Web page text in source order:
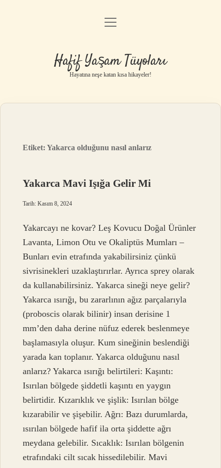
Anasayfa
Yasal Uyarı
menüyü
Hafif Yaşam Tüyoları
Hayatına neşe katan kısa hikayeler!
Etiket:Yakarca olduğunu nasıl anlarız
Yakarca Mavi Işığa Gelir Mi
Tarih: Kasım 8, 2024
Yakarcayı ne kovar? Leş Kovucu Doğal Ürünler
Lavanta, Limon Otu ve Okaliptüs Mumları –
Bunları evin etrafında yakabilirsiniz çünkü
sivrisinekleri uzaklaştırırlar. Ayrıca sprey olarak
da kullanabilirsiniz. Yakarca sineği neye gelir?
Yakarca ısırığı, bu zararlının ağız parçalarıyla
(proboscis olarak bilinir) insan derisine 1
mm’den daha derine nüfuz ederek beslenmeye
başlamasıyla oluşur. Kum sineğinin beslendiği
yarada kan toplanır. Yakarca olduğunu nasıl
anlarız? Yakarca ısırığı belirtileri: Kaşıntı:
Isırılan bölgede şiddetli kaşıntı en yaygın
belirtidir. Kızarıklık ve şişlik: Isırılan bölge
kızarabilir ve şişebilir. Ağrı: Bazı durumlarda,
ısırılan bölgede hafif ila orta şiddette ağrı
meydana gelebilir. Sıcaklık: Isırılan bölgenin
etrafındaki cilt sıcak hissedilebilir. Mavi